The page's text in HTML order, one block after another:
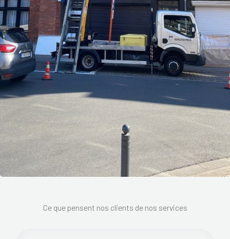
Ce que pensent nos clients de nos services